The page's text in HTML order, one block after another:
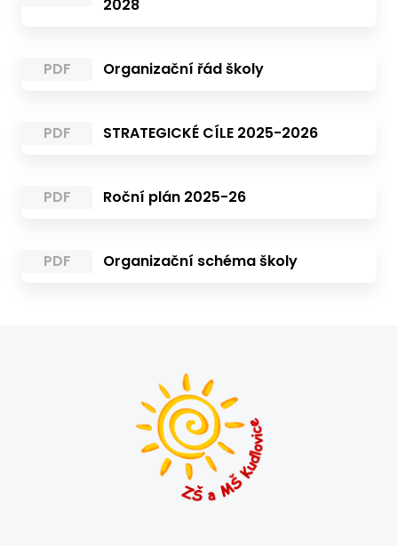
2028
PDF Organizační řád školy
PDF STRATEGICKÉ CÍLE 2025-2026
PDF Roční plán 2025-26
PDF Organizační schéma školy